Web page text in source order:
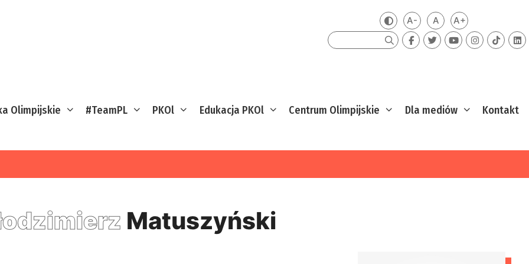
Zmień kontrast
A-Mniejsza czcionka
ADomyślna czcionka
A+Większa
Szukaj
Olimpijskie #TeamPL PKOl Edukacja PKOl Centrum Olimpijskie Dla mediów Kontakt
Matuszyński